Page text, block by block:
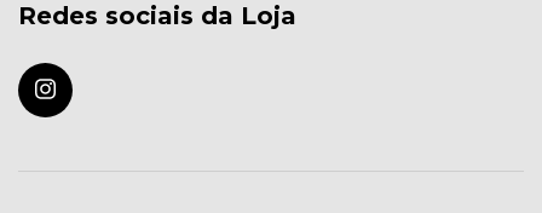
Redes sociais da Loja